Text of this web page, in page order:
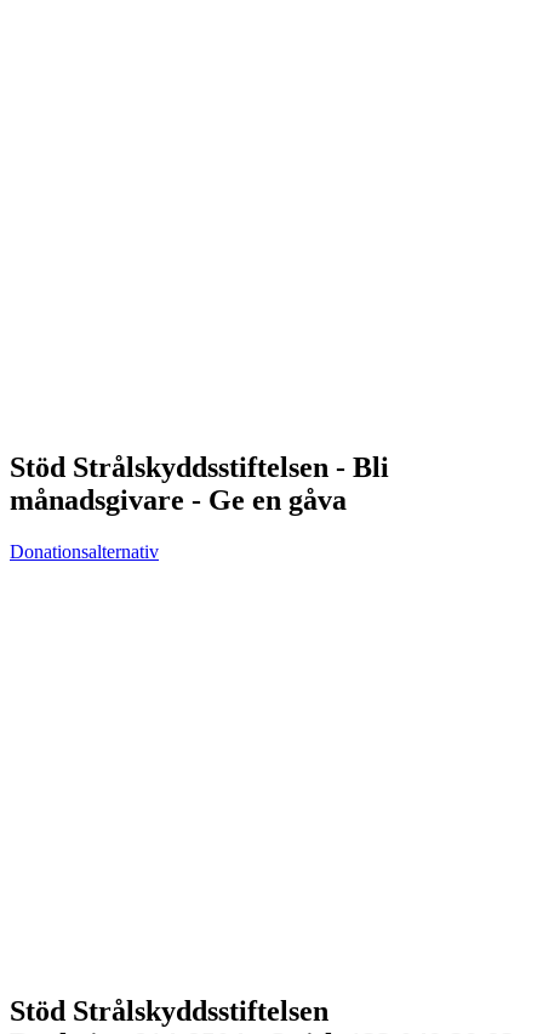
Stöd Strålskyddsstiftelsen - Bli
månadsgivare - Ge en gåva
Donationsalternativ
Stöd Strålskyddsstiftelsen